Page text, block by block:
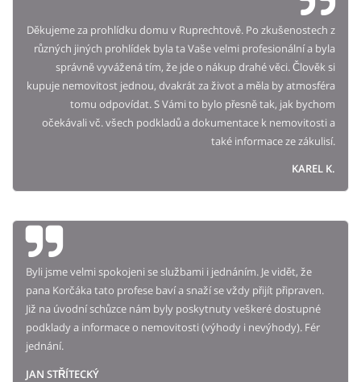
Děkujeme za prohlídku domu v Ruprechtově. Po zkušenostech z
různých jiných prohlídek byla ta Vaše velmi profesionální a byla
správně vyvážená tím, že jde o nákup drahé věci. Člověk si
kupuje nemovitost jednou, dvakrát za život a měla by atmosféra
tomu odpovídat. S Vámi to bylo přesně tak, jak bychom
očekávali vč. všech podkladů a dokumentace k nemovitosti a
také informace ze zákulisí.
KAREL K.
Byli jsme velmi spokojeni se službami i jednáním. Je vidět, že
pana Korčáka tato profese baví a snaží se vždy přijít připraven.
Již na úvodní schůzce nám byly poskytnuty veškeré dostupné
podklady a informace o nemovitosti (výhody i nevýhody). Fér
jednání.
JAN STŘÍTECKÝ